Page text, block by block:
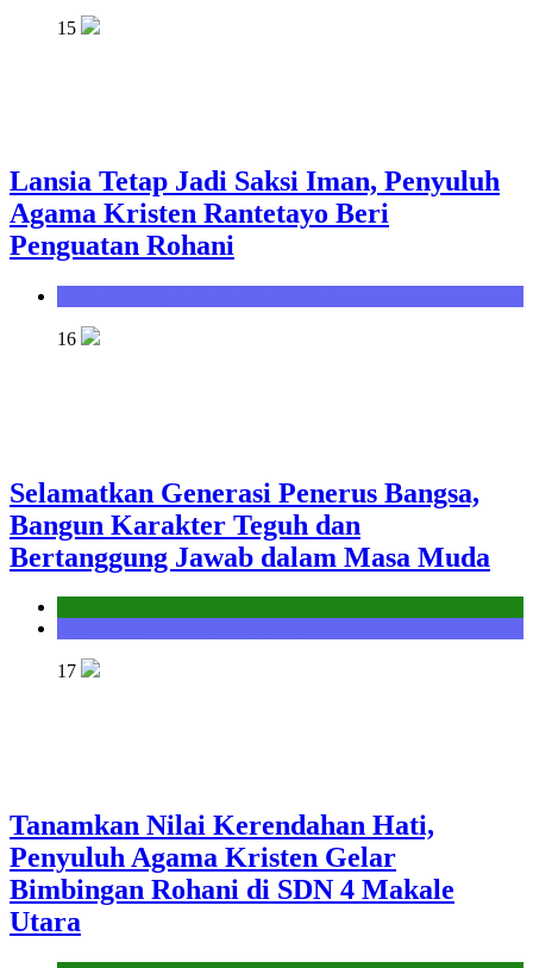
15
Lansia Tetap Jadi Saksi Iman, Penyuluh
Agama Kristen Rantetayo Beri
Penguatan Rohani
16
Selamatkan Generasi Penerus Bangsa,
Bangun Karakter Teguh dan
Bertanggung Jawab dalam Masa Muda
17
Tanamkan Nilai Kerendahan Hati,
Penyuluh Agama Kristen Gelar
Bimbingan Rohani di SDN 4 Makale
Utara